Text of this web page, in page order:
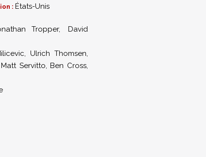
: États-Unis
Tropper,
David
,Ulrich Thomsen,
Matt Servitto,Ben Cross,